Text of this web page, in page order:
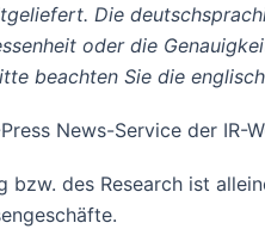
Die
oder die
beachten Sie die
News-Service der IR-
bzw. des Research ist